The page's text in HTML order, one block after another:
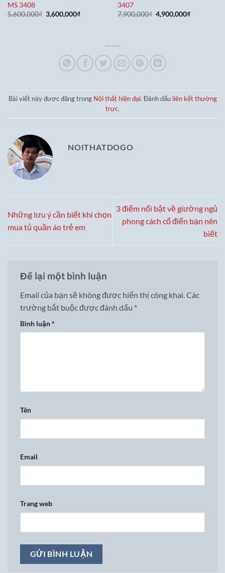
MS 3408
5,600,000₫ Giá
gốc
3,600,000₫Giá
3407
7,900,000₫ Giá
gốc
4,900,000₫Giá
Bài viết này được đăng trong Nội thất hiện đại. Đánh dấu liên kết thường
trực.
NOITHATDOGO
Những lưu ý cần biết khi chọn
mua tủ quần áo trẻ em
3 điểm nổi bật về giường ngủ
phong cách cổ điển bạn nên
biết
Để lại một bình luận
Email của bạn sẽ không được hiển thị công khai. Các
trường bắt buộc được đánh dấu *
Bình luận*
Tên
Email
Trang web